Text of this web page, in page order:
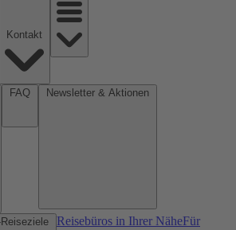
Reisebüros in Ihrer NäheFür